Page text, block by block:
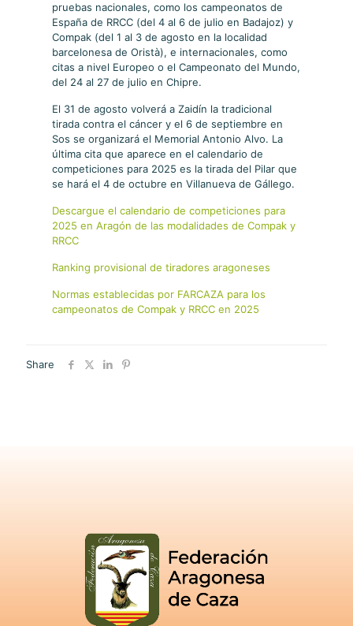
pruebas nacionales, como los campeonatos de
España de RRCC (del 4 al 6 de julio en Badajoz) y
Compak (del 1 al 3 de agosto en la localidad
barcelonesa de Oristà), e internacionales, como
citas a nivel Europeo o el Campeonato del Mundo,
del 24 al 27 de julio en Chipre.
El 31 de agosto volverá a Zaidín la tradicional
tirada contra el cáncer y el 6 de septiembre en
Sos se organizará el Memorial Antonio Alvo. La
última cita que aparece en el calendario de
competiciones para 2025 es la tirada del Pilar que
se hará el 4 de octubre en Villanueva de Gállego.
Descargue el calendario de competiciones para
2025 en Aragón de las modalidades de Compak y
RRCC
Ranking provisional de tiradores aragoneses
Normas establecidas por FARCAZA para los
campeonatos de Compak y RRCC en 2025
Share